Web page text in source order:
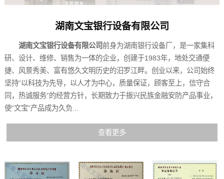
湖南文宝银行设备有限公司
湖南文宝银行设备有限公司前身为湖南银行设备厂，是一家集科
研、设计、维修、销售为一体的企业，创建于1983年，地处交通便
捷、风景秀美、富有悠久文明历史的汨罗江畔。创业以来，公司始终
坚持“以科技为先导，以人才为中心，质量保证，顾客至上，信守合
同，热诚服务”的经营方针，长期致力于振兴民族金融安防产品事业，
使“文宝”产品成为久负...
查看更多